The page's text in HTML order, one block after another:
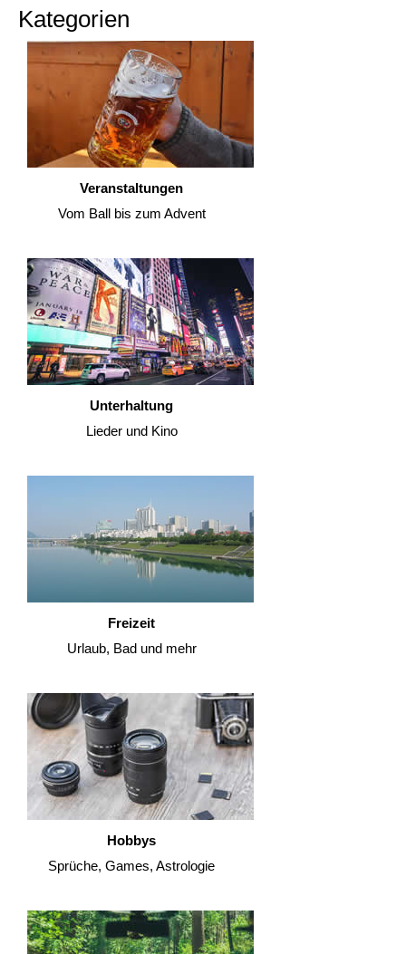
Kategorien
Veranstaltungen
Vom Ball bis zum Advent
Unterhaltung
Lieder und Kino
Freizeit
Urlaub, Bad und mehr
Hobbys
Sprüche, Games, Astrologie